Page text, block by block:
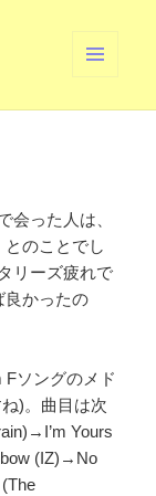
ーとウ
会った人は、
とのことでし
リーズ疲れで
良かったの
Fソングのメド
)。曲目は次
Yours
(IZ)→No